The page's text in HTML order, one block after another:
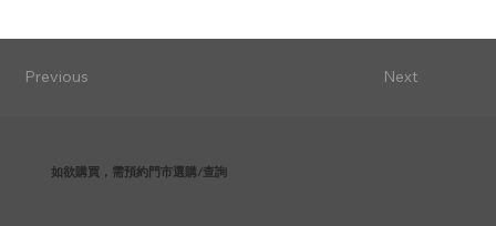
Next
Previous
如欲購買，需預約門市選購/查詢